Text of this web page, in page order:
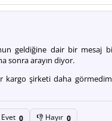
geldiğine dair bir mesaj
sonra arayın diyor.
kargo şirketi daha
Evet 0 👎 Hayır 0